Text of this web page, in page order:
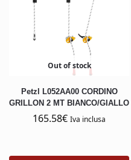
Out of stock
Petzl L052AA00 CORDINO
GRILLON 2 MT BIANCO/GIALLO
165.58€ Iva inclusa